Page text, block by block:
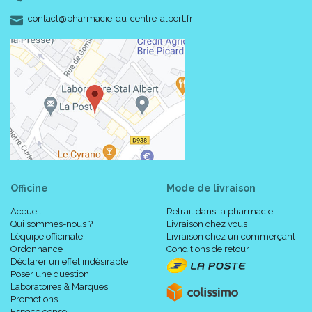
Formats :
Sachet unitaire stérile.
Boîte de 6 pour le petit format et boîte de 4 pour le grand
format.
Code ACL : 4725214
Code EAN : 3401047252143
contact-
@-
pharmacie-du-centre-albert.fr
Officine
Accueil
Qui sommes-nous ?
L’équipe officinale
Ordonnance
Déclarer un effet indésirable
Poser une question
Laboratoires & Marques
Promotions
Mode de livraison
Retrait dans la pharmacie
Livraison chez vous
Livraison chez un commerçant
Conditions de retour